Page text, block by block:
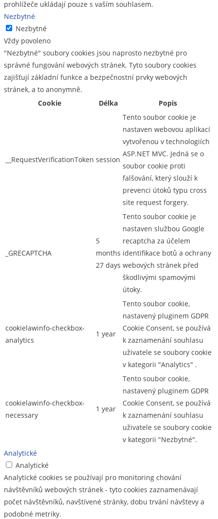
prohlížeče ukládají pouze s vaším souhlasem.
Nezbytné
Nezbytné
Vždy povoleno
"Nezbytné" soubory cookies jsou naprosto nezbytné pro
správné fungování webových stránek. Tyto soubory cookies
zajišťují základní funkce a bezpečnostní prvky webových
stránek, a to anonymně.
Cookie
Délka Popis
__RequestVerificationToken session
Tento soubor cookie je
nastaven webovou aplikací
vytvořenou v technologiích
ASP.NET MVC. Jedná se o
soubor cookie proti
falšování, který slouží k
prevenci útoků typu cross
site request forgery.
_GRECAPTCHA
5
months
27 days
Tento soubor cookie je
nastaven službou Google
recaptcha za účelem
identifikace botů a ochrany
webových stránek před
škodlivými spamovými
útoky.
cookielawinfo-checkbox-
analytics
1 year
Tento soubor cookie,
nastavený pluginem GDPR
Cookie Consent, se používá
k zaznamenání souhlasu
uživatele se soubory cookie
v kategorii "Analytics" .
cookielawinfo-checkbox-
necessary
1 year
Tento soubor cookie,
nastavený pluginem GDPR
Cookie Consent, se používá
k zaznamenání souhlasu
uživatele se soubory cookie
v kategorii "Nezbytné".
Analytické
Analytické
Analytické cookies se používají pro monitoring chování
návštěvníků webových stránek - tyto cookies zaznamenávají
počet návštěvníků, navštívené stránky, dobu trvání návštevy a
podobné metriky.